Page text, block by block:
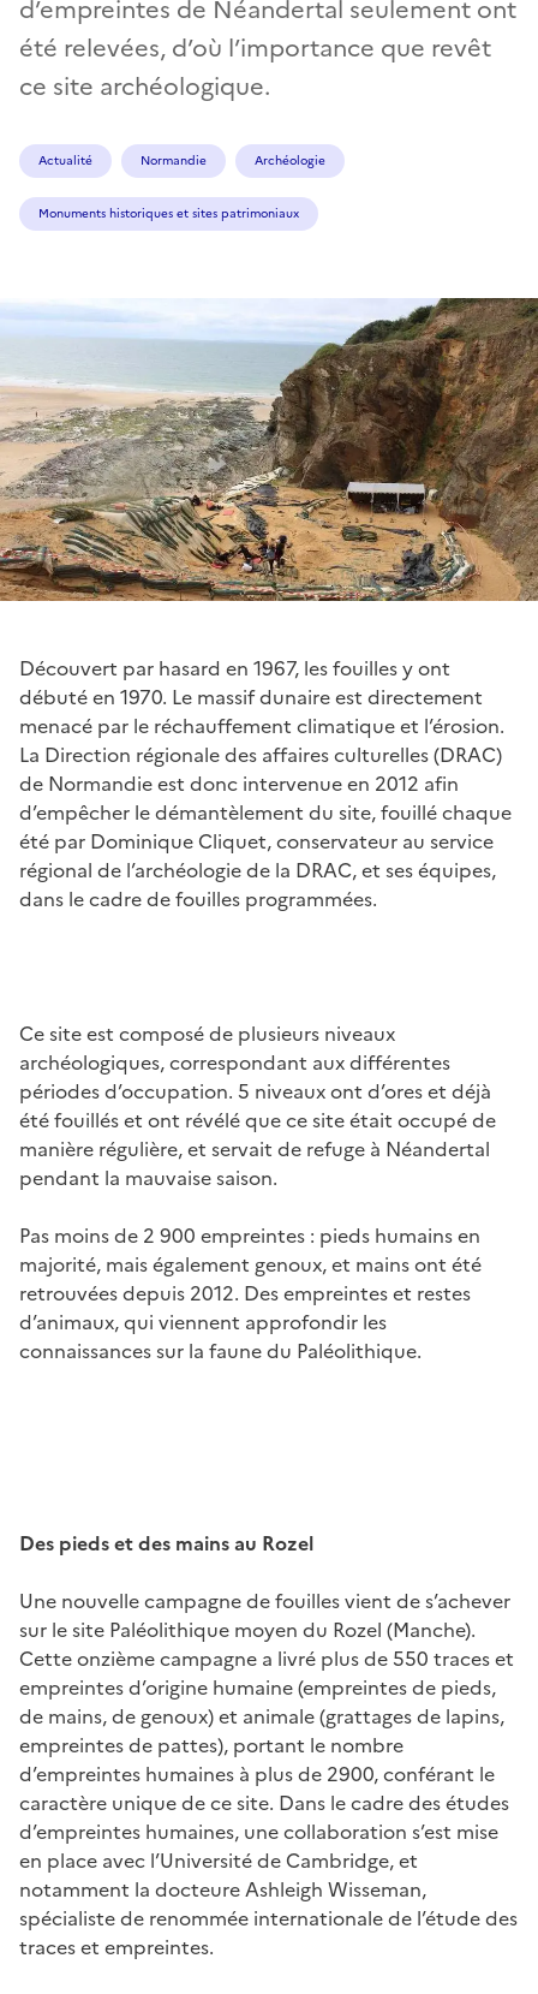
d’empreintes de Néandertal seulement ont
été relevées, d’où l’importance que revêt
ce site archéologique.
Actualité Normandie Archéologie
Monuments historiques et sites patrimoniaux
Découvert par hasard en 1967, les fouilles y ont
débuté en 1970. Le massif dunaire est directement
menacé par le réchauffement climatique et l’érosion.
La Direction régionale des affaires culturelles (DRAC)
de Normandie est donc intervenue en 2012 afin
d’empêcher le démantèlement du site, fouillé chaque
été par Dominique Cliquet, conservateur au service
régional de l’archéologie de la DRAC, et ses équipes,
dans le cadre de fouilles programmées.
Ce site est composé de plusieurs niveaux
archéologiques, correspondant aux différentes
périodes d’occupation. 5 niveaux ont d’ores et déjà
été fouillés et ont révélé que ce site était occupé de
manière régulière, et servait de refuge à Néandertal
pendant la mauvaise saison.
Pas moins de 2 900 empreintes : pieds humains en
majorité, mais également genoux, et mains ont été
retrouvées depuis 2012. Des empreintes et restes
d’animaux, qui viennent approfondir les
connaissances sur la faune du Paléolithique.
Des pieds et des mains au Rozel
Une nouvelle campagne de fouilles vient de s’achever
sur le site Paléolithique moyen du Rozel (Manche).
Cette onzième campagne a livré plus de 550 traces et
empreintes d’origine humaine (empreintes de pieds,
de mains, de genoux) et animale (grattages de lapins,
empreintes de pattes), portant le nombre
d’empreintes humaines à plus de 2900, conférant le
caractère unique de ce site. Dans le cadre des études
d’empreintes humaines, une collaboration s’est mise
en place avec l’Université de Cambridge, et
notamment la docteure Ashleigh Wisseman,
spécialiste de renommée internationale de l’étude des
traces et empreintes.